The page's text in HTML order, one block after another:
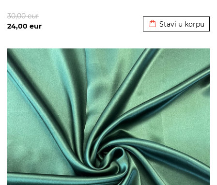
24,00 eur
30,00eur
Stavi u korpu